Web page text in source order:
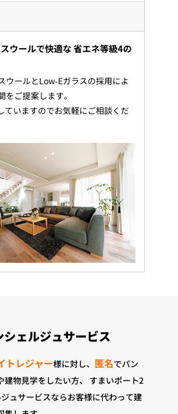
ウールで快適な 省エネ等級4の
ウールとLow-Eガラスの採用によ
をご提案します。
ていますのでお気軽にご相談くだ
シェルジュサービス
トレジャー様に対し、 匿名でパン
建物見学をしたい方、
すまいポート2
ュサービスならお客様に代わって建